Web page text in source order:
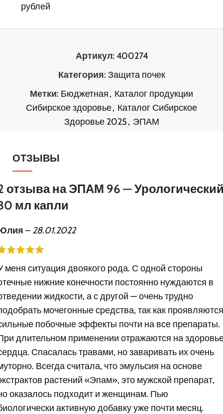
рублей
Артикул: 400274
Категория: Защита почек
Метки: Бюджетная, Каталог продукции
Сибирское здоровье, Каталог Сибирское
Здоровье 2025, ЭПАМ
ОТЗЫВЫ
отзыва наЭПАМ 96 —
мл капли
– 28.01.2022
меня ситуация двоякого рода. С одной стороны
нижние конечности постоянно нуждаются в
жидкости, а с другой — очень трудно
мочегонные средства, так как проявляются
побочные эффекты почти на все препараты.
длительном применении отражаются на
Спасалась травами, но заваривать их очень
Всегда считала, что эмульсия на основе
растений «Эпам», это мужской препарат,
оказалось подходит и женщинам. Пью
активную добавку уже почти месяц.